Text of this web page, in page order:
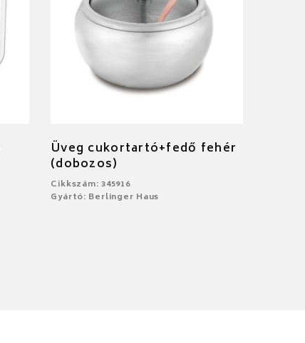
Üveg cukortartó+fedő fehér
(dobozos)
Cikkszám: 345916
Gyártó: Berlinger Haus